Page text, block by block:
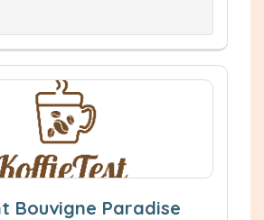
Bouvigne Paradise